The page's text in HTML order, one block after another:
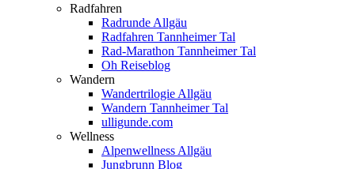
Radfahren
Radrunde Allgäu
Radfahren Tannheimer Tal
Rad-Marathon Tannheimer Tal
Oh Reiseblog
Wandern
Wandertrilogie Allgäu
Wandern Tannheimer Tal
ulligunde.com
Wellness
Alpenwellness Allgäu
Jungbrunn Blog